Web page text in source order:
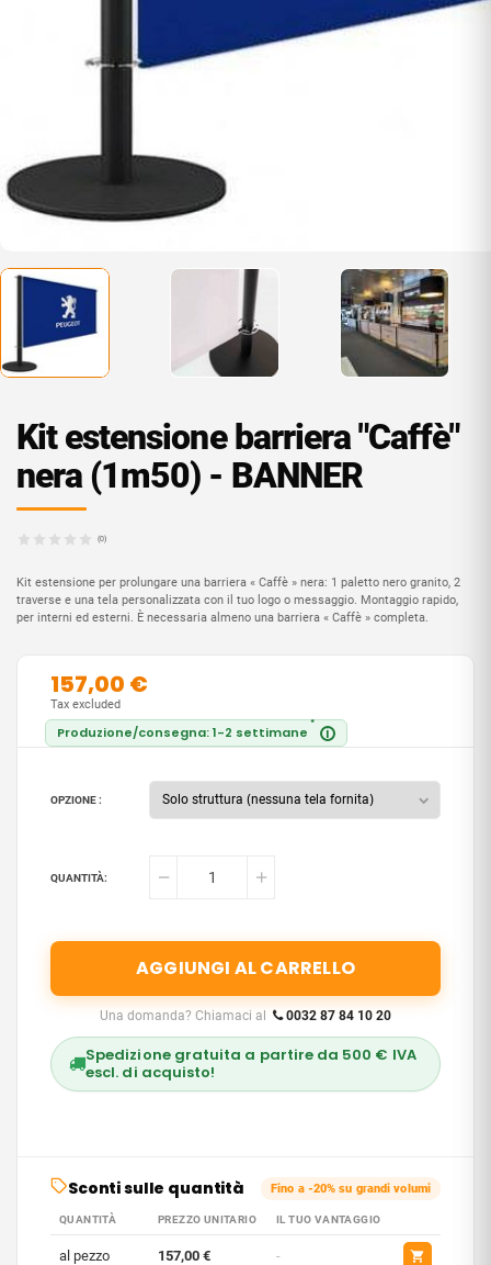
Kit estensione barriera "Caffè"
nera (1m50) - BANNER
(0)
Kit estensione per prolungare una barriera « Caffè » nera: 1 paletto nero granito, 2
traverse e una tela personalizzata con il tuo logo o messaggio. Montaggio rapido,
per interni ed esterni. È necessaria almeno una barriera « Caffè » completa.
157,00 €
Produzione/consegna: 1-2 settimane *
i
Tax excluded
OPZIONE :
QUANTITÀ:
AGGIUNGI AL CARRELLO
Una domanda? Chiamaci al 0032 87 84 10 20
Spedizione gratuita a partire da 500 € IVA
escl. di acquisto!
Sconti sulle quantità Fino a -20% su grandi volumi
QUANTITÀ PREZZO UNITARIO IL TUO VANTAGGIO
al pezzo 157,00 € -